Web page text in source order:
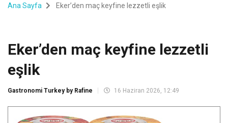
Ana Sayfa Eker’den maç keyfine lezzetli eşlik
Eker’den maç keyfine lezzetli
eşlik
Gastronomi Turkey by Rafine 16 Haziran 2026, 12:49